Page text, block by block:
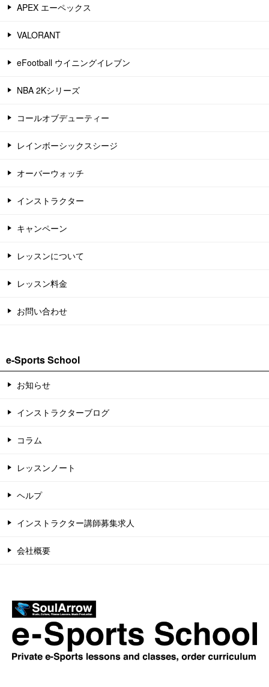
APEX エーペックス
VALORANT
eFootball ウイニングイレブン
NBA 2Kシリーズ
コールオブデューティー
レインボーシックスシージ
オーバーウォッチ
インストラクター
キャンペーン
レッスンについて
レッスン料金
お問い合わせ
e-Sports School
お知らせ
インストラクターブログ
コラム
レッスンノート
ヘルプ
インストラクター講師募集求人
会社概要